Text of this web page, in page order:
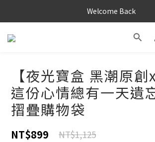
Welcome Back
【夜光寶盒 黑潮原創
這份心情總有一天遺
摺疊購物袋
NT$899 NT$1,125